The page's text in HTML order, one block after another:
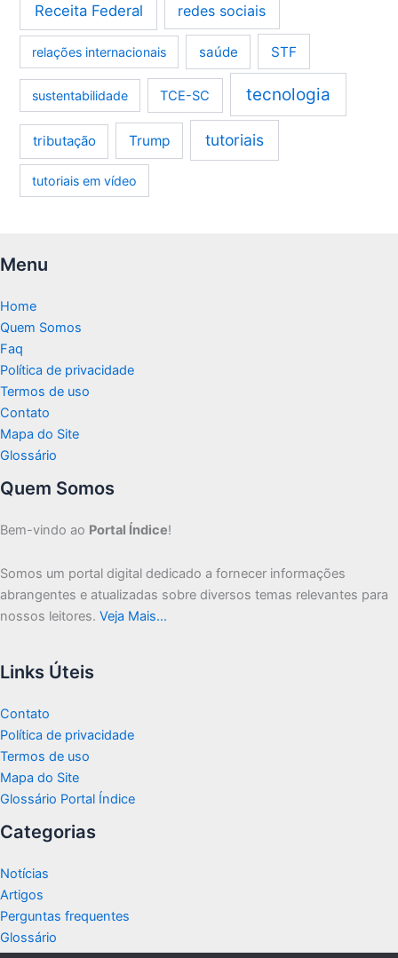
Receita Federal redes sociais
relações internacionais saúde STF
sustentabilidade TCE-SC tecnologia
tributação Trump tutoriais
tutoriais em vídeo
Menu
Home
Quem Somos
Faq
Política de privacidade
Termos de uso
Contato
Mapa do Site
Glossário
Quem Somos
Bem-vindo ao Portal Índice!
Somos um portal digital dedicado a fornecer informações
abrangentes e atualizadas sobre diversos temas relevantes para
nossos leitores. Veja Mais…
Links Úteis
Contato
Política de privacidade
Termos de uso
Mapa do Site
Glossário Portal Índice
Categorias
Notícias
Artigos
Perguntas frequentes
Glossário